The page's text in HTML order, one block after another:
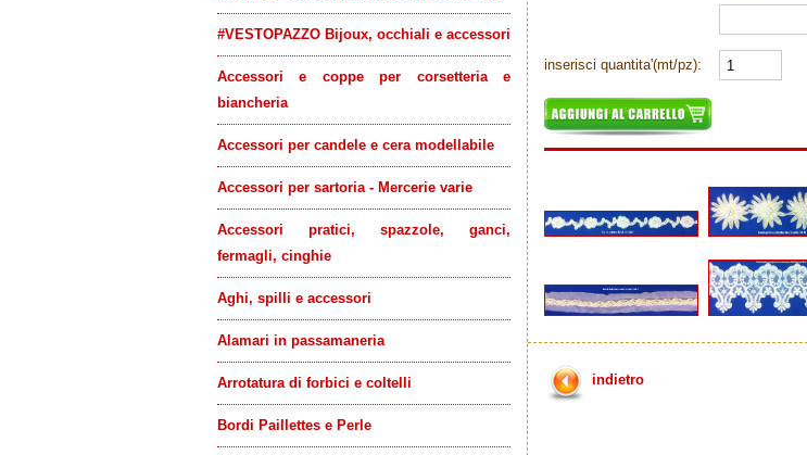
#VESTOPAZZO Bijoux, occhiali e accessori
Accessori e coppe per corsetteria e
biancheria
Accessori per candele e cera modellabile
Accessori per sartoria - Mercerie varie
Accessori pratici, spazzole, ganci,
fermagli, cinghie
Aghi, spilli e accessori
Alamari in passamaneria
Arrotatura di forbici e coltelli
Bordi Paillettes e Perle
inserisci quantita'(mt/pz):
indietro